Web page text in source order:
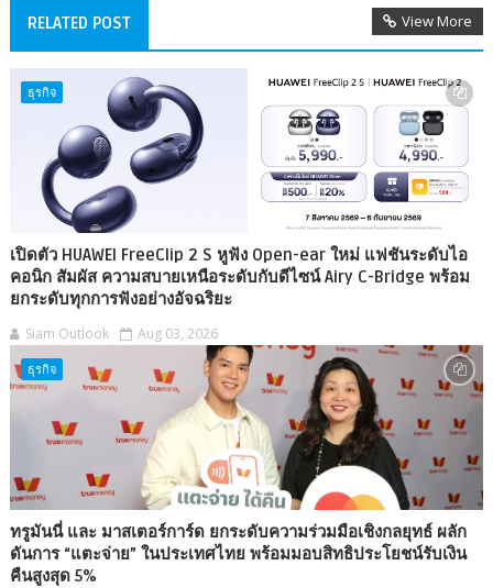
RELATED POST View More
ธุรกิจ
เปิดตัว HUAWEI FreeClip 2 S หูฟัง Open-ear ใหม่ แฟชันระดับไอ
คอนิก สัมผัส ความสบายเหนือระดับกับดีไซน์ Airy C-Bridge พร้อม
ยกระดับทุกการฟังอย่างอัจฉริยะ
Siam Outlook Aug 03, 2026
ธุรกิจ
ทรูมันนี่ และ มาสเตอร์การ์ด ยกระดับความร่วมมือเชิงกลยุทธ์ ผลัก
ดันการ “แตะจ่าย” ในประเทศไทย พร้อมมอบสิทธิประโยชน์รับเงิน
คืนสูงสุด 5%